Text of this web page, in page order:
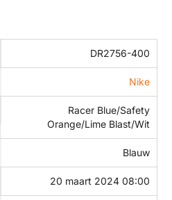
DR2756-400
Nike
Racer Blue/Safety
Orange/Lime Blast/Wit
Blauw
20 maart 2024 08:00